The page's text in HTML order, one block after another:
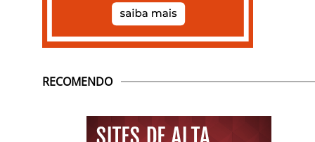
RECOMENDO